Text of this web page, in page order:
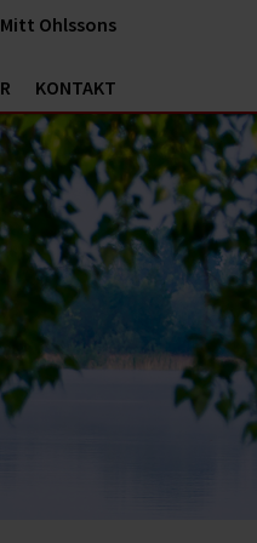
KONTAKT
Mitt Ohlssons